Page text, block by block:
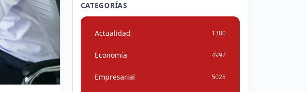
CATEGORÍAS
Actualidad 1380
Economía 4992
Empresarial 5025